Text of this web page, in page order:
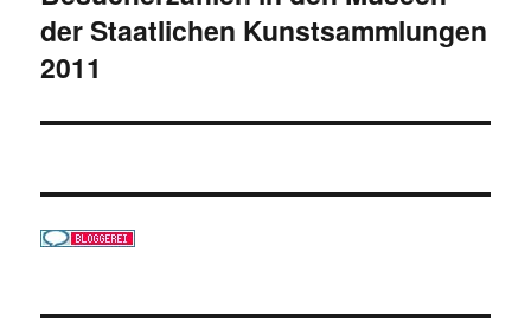
Beitrag:
der Staatlichen Kunstsammlungen
2011